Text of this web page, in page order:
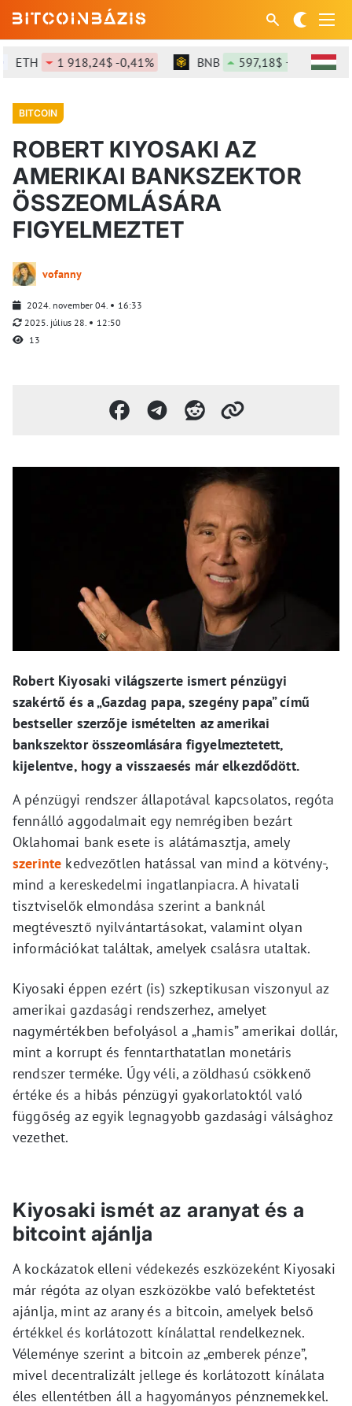
ETH 1 918,24$ -0,41% BNB 597,18$ +0,76%
BITCOIN
ROBERT KIYOSAKI AZ
AMERIKAI BANKSZEKTOR
ÖSSZEOMLÁSÁRA
FIGYELMEZTET
vofanny
2024. november 04.
16:33
2025. július 28.
12:50
13
Robert Kiyosaki világszerte ismert pénzügyi
szakértő és a „Gazdag papa, szegény papa” című
bestseller szerzője ismételten az amerikai
bankszektor összeomlására figyelmeztetett,
kijelentve, hogy a visszaesés már elkezdődött.
A pénzügyi rendszer állapotával kapcsolatos, regóta
fennálló aggodalmait egy nemrégiben bezárt
Oklahomai bank esete is alátámasztja, amely
szerinte kedvezőtlen hatással van mind a kötvény-,
mind a kereskedelmi ingatlanpiacra. A hivatali
tisztviselők elmondása szerint a banknál
megtévesztő nyilvántartásokat, valamint olyan
információkat találtak, amelyek csalásra utaltak.
Kiyosaki éppen ezért (is) szkeptikusan viszonyul az
amerikai gazdasági rendszerhez, amelyet
nagymértékben befolyásol a „hamis” amerikai dollár,
mint a korrupt és fenntarthatatlan monetáris
rendszer terméke. Úgy véli, a zöldhasú csökkenő
értéke és a hibás pénzügyi gyakorlatoktól való
függőség az egyik legnagyobb gazdasági válsághoz
vezethet.
Kiyosaki ismét az aranyat és a
bitcoint ajánlja
A kockázatok elleni védekezés eszközeként Kiyosaki
már régóta az olyan eszközökbe való befektetést
ajánlja, mint az arany és a bitcoin, amelyek belső
értékkel és korlátozott kínálattal rendelkeznek.
Véleménye szerint a bitcoin az „emberek pénze”,
mivel decentralizált jellege és korlátozott kínálata
éles ellentétben áll a hagyományos pénznemekkel.